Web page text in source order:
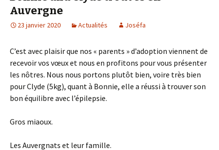
Auvergne
23 janvier 2020 Actualités Joséfa
C’est avec plaisir que nos « parents » d’adoption viennent de
recevoir vos vœux et nous en profitons pour vous présenter
les nôtres. Nous nous portons plutôt bien, voire très bien
pour Clyde (5kg), quant à Bonnie, elle a réussi à trouver son
bon équilibre avec l’épilepsie.
Gros miaoux.
Les Auvergnats et leur famille.